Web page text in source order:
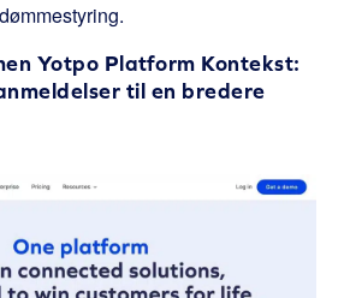
Yotpo Platform Kontekst:
til en bredere